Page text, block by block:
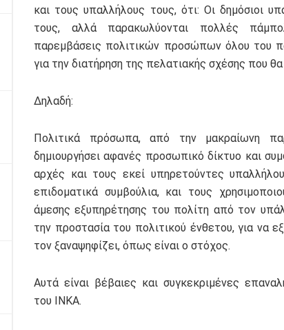
και τους υπαλλήλους τους, ότι: Οι δημόσιοι
τους, αλλά παρακωλύονται πολλές
παρεμβάσεις πολιτικών προσώπων όλου του
για την διατήρηση της πελατιακής σχέσης που
Δηλαδή:
Πολιτικά πρόσωπα, από την μακραίωνη
δημιουργήσει αφανές προσωπικό δίκτυο και
αρχές και τους εκεί υπηρετούντες
επιδοματικά συμβούλια, και τους
άμεσης εξυπηρέτησης του πολίτη από τον
την προστασία του πολιτικού ένθετου, για να
τον ξαναψηφίζει, όπως είναι ο στόχος.
Αυτά είναι βέβαιες και συγκεκριμένες
του ΙΝΚΑ.